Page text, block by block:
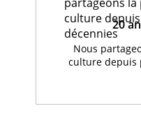
20
Nous
culture depuis